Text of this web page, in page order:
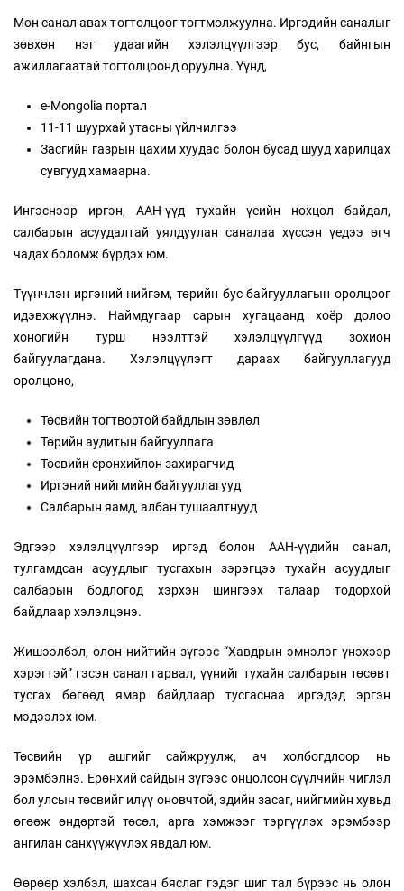
Мөн санал авах тогтолцоог тогтмолжуулна. Иргэдийн саналыг
зөвхөн нэг удаагийн хэлэлцүүлгээр бус, байнгын
ажиллагаатай тогтолцоонд оруулна. Үүнд,
e-Mongolia портал
11-11 шуурхай утасны үйлчилгээ
Засгийн газрын цахим хуудас болон бусад шууд харилцах
сувгууд хамаарна.
Ингэснээр иргэн, ААН-үүд тухайн үеийн нөхцөл байдал,
салбарын асуудалтай уялдуулан саналаа хүссэн үедээ өгч
чадах боломж бүрдэх юм.
Түүнчлэн иргэний нийгэм, төрийн бус байгууллагын оролцоог
идэвхжүүлнэ. Наймдугаар сарын хугацаанд хоёр долоо
хоногийн турш нээлттэй хэлэлцүүлгүүд зохион
байгуулагдана. Хэлэлцүүлэгт дараах байгууллагууд
оролцоно,
Төсвийн тогтвортой байдлын зөвлөл
Төрийн аудитын байгууллага
Төсвийн ерөнхийлөн захирагчид
Иргэний нийгмийн байгууллагууд
Салбарын яамд, албан тушаалтнууд
Эдгээр хэлэлцүүлгээр иргэд болон ААН-үүдийн санал,
тулгамдсан асуудлыг тусгахын зэрэгцээ тухайн асуудлыг
салбарын бодлогод хэрхэн шингээх талаар тодорхой
байдлаар хэлэлцэнэ.
Жишээлбэл, олон нийтийн зүгээс “Хавдрын эмнэлэг үнэхээр
хэрэгтэй” гэсэн санал гарвал, үүнийг тухайн салбарын төсөвт
тусгах бөгөөд ямар байдлаар тусгаснаа иргэдэд эргэн
мэдээлэх юм.
Төсвийн үр ашгийг сайжруулж, ач холбогдлоор нь
эрэмбэлнэ. Ерөнхий сайдын зүгээс онцолсон сүүлчийн чиглэл
бол улсын төсвийг илүү оновчтой, эдийн засаг, нийгмийн хувьд
өгөөж өндөртэй төсөл, арга хэмжээг тэргүүлэх эрэмбээр
ангилан санхүүжүүлэх явдал юм.
Өөрөөр хэлбэл, шахсан бяслаг гэдэг шиг тал бүрээс нь олон